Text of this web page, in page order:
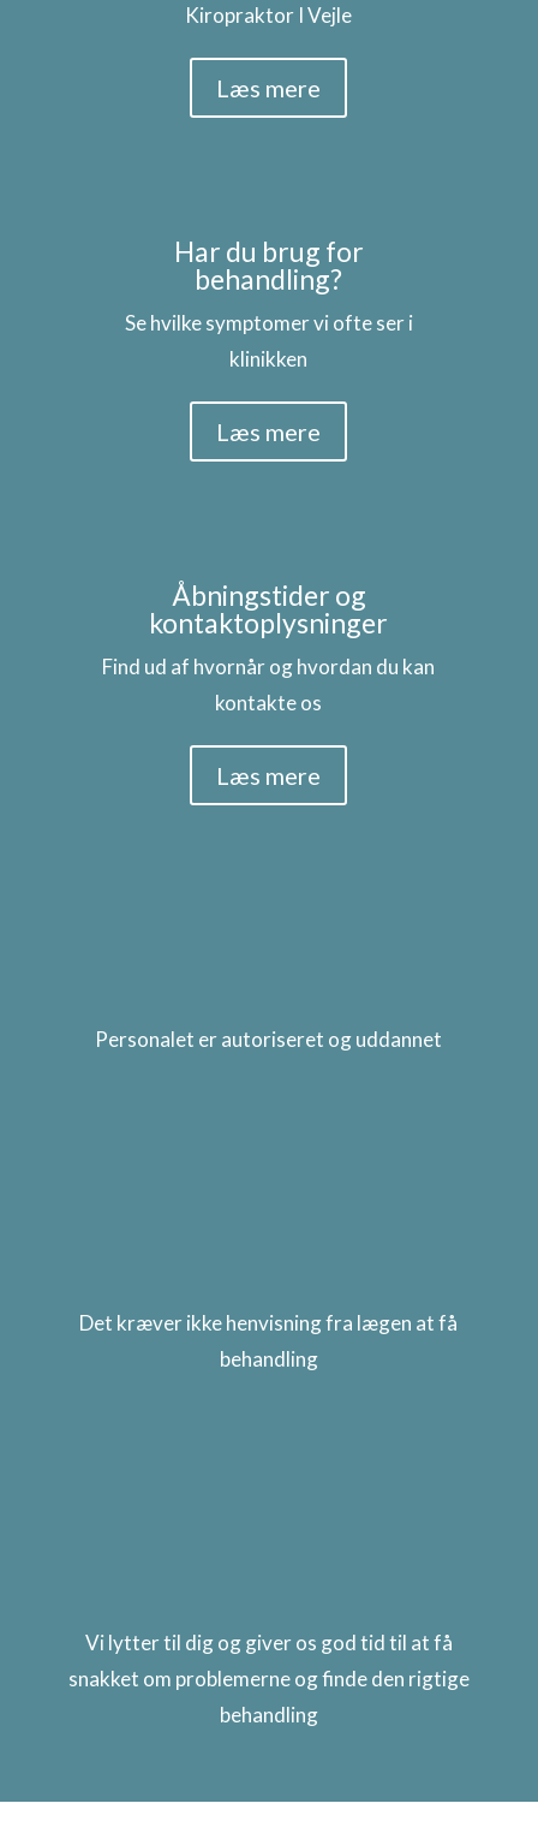
Kiropraktor I Vejle
Læs mere
Har du brug for
behandling?
Se hvilke symptomer vi ofte ser i
klinikken
Læs mere
Åbningstider og
kontaktoplysninger
Find ud af hvornår og hvordan du kan
kontakte os
Læs mere
Personalet er autoriseret og uddannet
Det kræver ikke henvisning fra lægen at få
behandling
Vi lytter til dig og giver os god tid til at få
snakket om problemerne og finde den rigtige
behandling